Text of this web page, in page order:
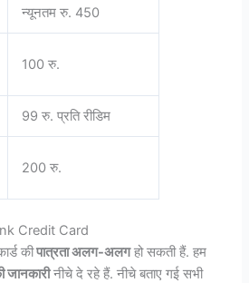
न्यूनतम रु. 450
100 रु.
99 रु. प्रति रीडिम
200 रु.
Credit Card
कीपात्रता अलग-अलगहो सकती हैं. हम
जानकारीनीचे दे रहे हैं. नीचे बताए गई सभी